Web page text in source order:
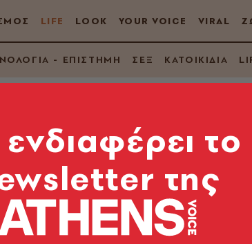
LIFE LOOK YOUR VOICE VIRAL
- ΕΠΙΣΤΗΜΗ ΣΕΞ ΚΑΤΟΙΚΙΔΙΑ
άνοια μια
όρασης
ενδιαφέρει το
της